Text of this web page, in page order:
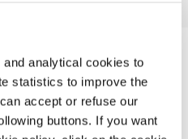
analytical cookies to
statistics to improve the
accept or refuse our
buttons. If you want